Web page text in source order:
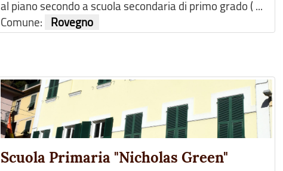
al piano secondo a scuola secondaria di primo grado ( ...
Comune:
Rovegno
Scuola Primaria "Nicholas Green"